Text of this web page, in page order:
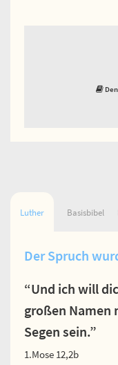
Luther Basisbibel
Der Spruch
“Und ich will
großen Namen
Segen sein.”
1.Mose 12,2b